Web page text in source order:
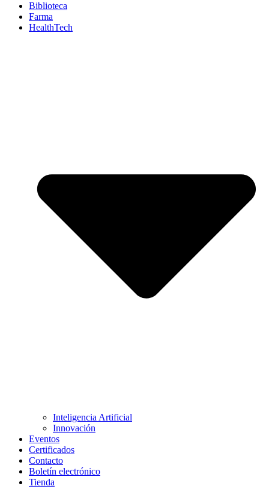
Biblioteca
Farma
HealthTech
Inteligencia Artificial
Innovación
Eventos
Certificados
Contacto
Boletín electrónico
Tienda